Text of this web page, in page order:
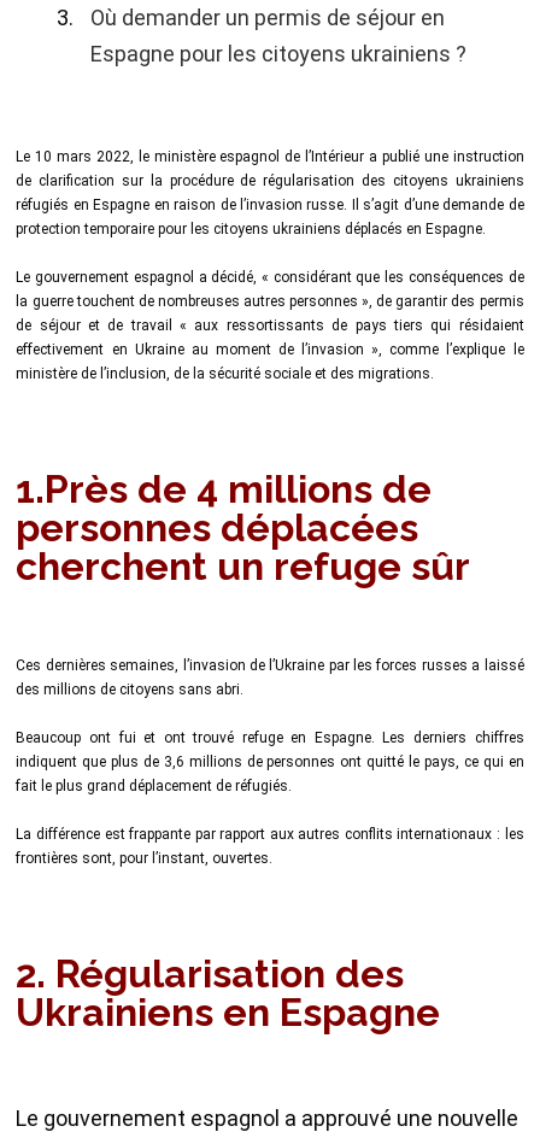
Où demander un permis de séjour en
Espagne pour les citoyens ukrainiens ?
Le 10 mars 2022, le ministère espagnol de l’Intérieur a publié une instruction
de clarification sur la procédure de régularisation des citoyens ukrainiens
réfugiés en Espagne en raison de l’invasion russe. Il s’agit d’une demande de
protection temporaire pour les citoyens ukrainiens déplacés en Espagne.
Le gouvernement espagnol a décidé, « considérant que les conséquences de
la guerre touchent de nombreuses autres personnes », de garantir des permis
de séjour et de travail « aux ressortissants de pays tiers qui résidaient
effectivement en Ukraine au moment de l’invasion », comme l’explique le
ministère de l’inclusion, de la sécurité sociale et des migrations.
1.Près de 4 millions de
personnes déplacées
cherchent un refuge sûr
Ces dernières semaines, l’invasion de l’Ukraine par les forces russes a laissé
des millions de citoyens sans abri.
Beaucoup ont fui et ont trouvé refuge en Espagne. Les derniers chiffres
indiquent que plus de 3,6 millions de personnes ont quitté le pays, ce qui en
fait le plus grand déplacement de réfugiés.
La différence est frappante par rapport aux autres conflits internationaux : les
frontières sont, pour l’instant, ouvertes.
2. Régularisation des
Ukrainiens en Espagne
Le gouvernement espagnol a approuvé une nouvelle